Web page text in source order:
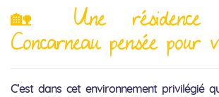
🏡 Une résidence
Concarneau pensée pour
C’est dans cet environnement privilégié